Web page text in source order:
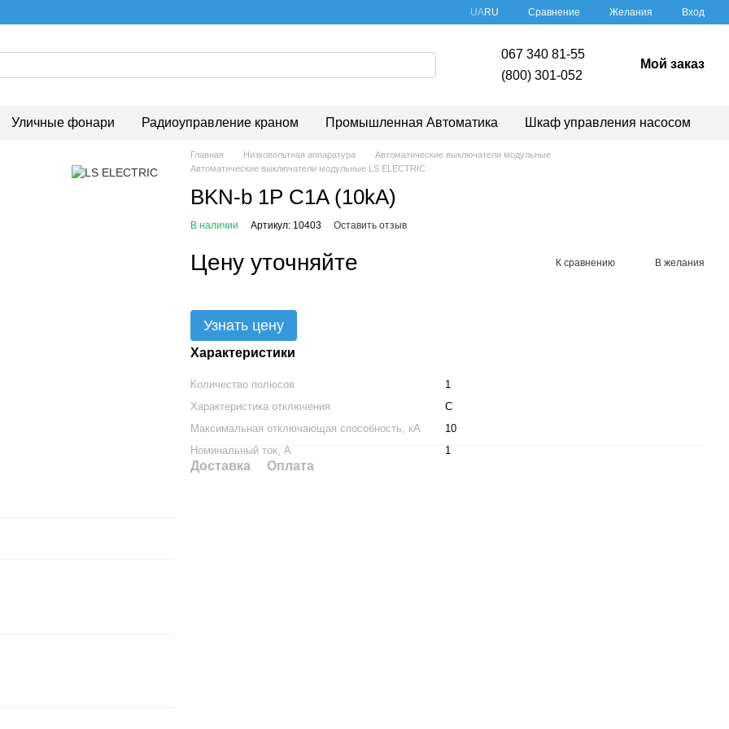
UARU Сравнение Желания Вход
067 340 81-55
(800) 301-052
Мой заказ
Уличные фонари Радиоуправление краном Промышленная Автоматика Шкаф управления насосом
Главная Низковольтная аппаратура
Автоматические выключатели модульные
Автоматические выключатели модульные LS ELECTRIC
BKN-b 1P C1A (10kA)
В наличии Артикул: 10403 Оставить отзыв
Цену уточняйте К сравнению В желания
Узнать цену
Характеристики
Количество полюсов
1
Характеристика отключения
C
Максимальная отключающая способность, кА
10
Номинальный ток, А
1
Доставка Оплата